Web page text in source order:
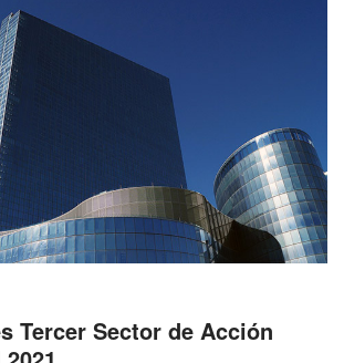
Tercer Sector de Acción